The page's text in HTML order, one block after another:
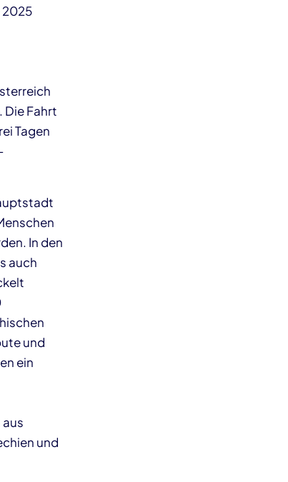
Die Fahrt
Tagen
In den
auch
und
ein
und